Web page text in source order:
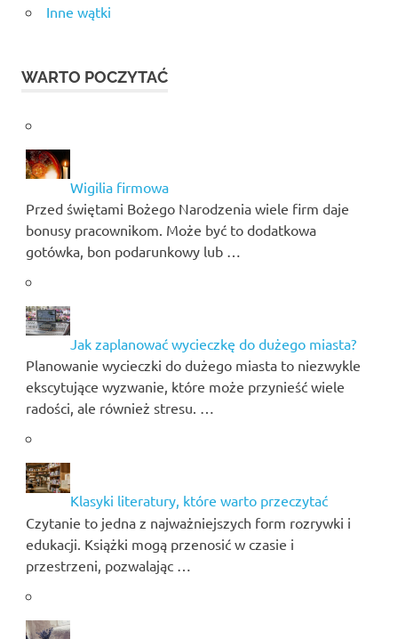
Inne wątki
WARTO POCZYTAĆ
Wigilia firmowa
Przed świętami Bożego Narodzenia wiele firm daje
bonusy pracownikom. Może być to dodatkowa
gotówka, bon podarunkowy lub …
Jak zaplanować wycieczkę do dużego miasta?
Planowanie wycieczki do dużego miasta to niezwykle
ekscytujące wyzwanie, które może przynieść wiele
radości, ale również stresu. …
Klasyki literatury, które warto przeczytać
Czytanie to jedna z najważniejszych form rozrywki i
edukacji. Książki mogą przenosić w czasie i
przestrzeni, pozwalając …